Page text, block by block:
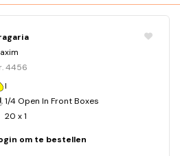
4456
I
1/4 Open In Front Boxes
20 x 1
om te bestellen